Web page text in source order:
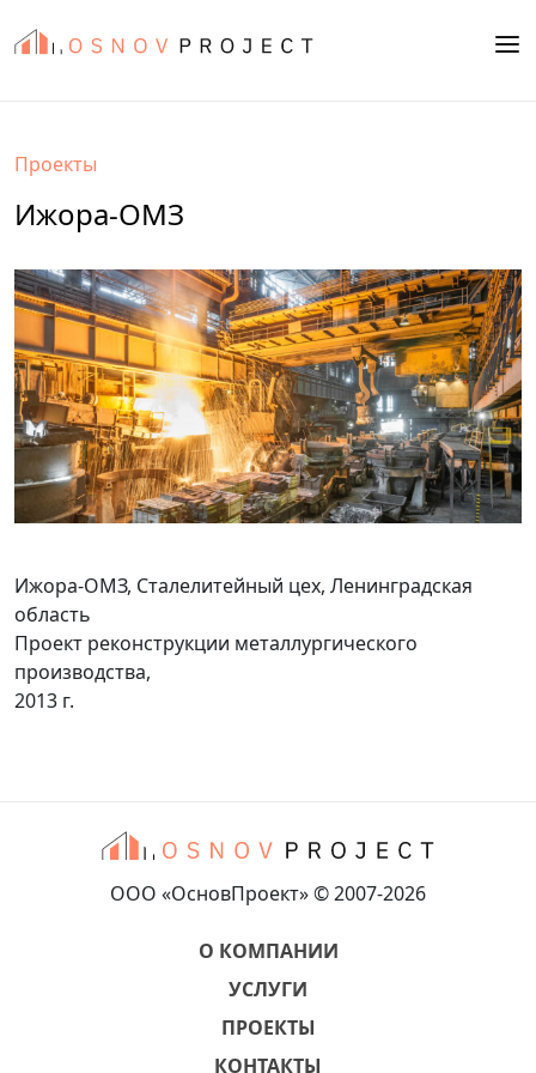
Проекты
Ижора-ОМЗ
Ижора-ОМЗ, Сталелитейный цех, Ленинградская
область
Проект реконструкции металлургического
производства,
2013 г.
ООО «ОсновПроект» © 2007-2026
О КОМПАНИИ
УСЛУГИ
ПРОЕКТЫ
КОНТАКТЫ